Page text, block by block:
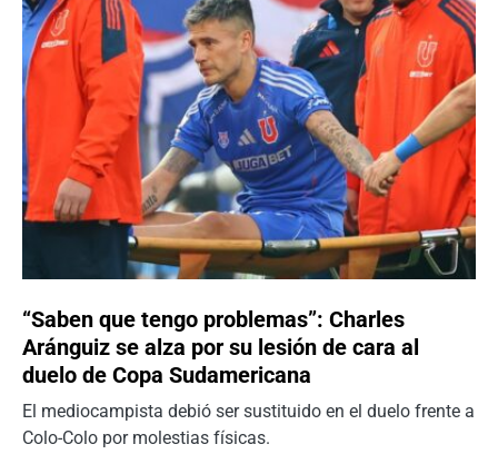
“Saben que tengo problemas”: Charles
Aránguiz se alza por su lesión de cara al
duelo de Copa Sudamericana
El mediocampista debió ser sustituido en el duelo frente a
Colo-Colo por molestias físicas.